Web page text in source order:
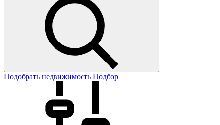
Подобрать недвижимость Подбор